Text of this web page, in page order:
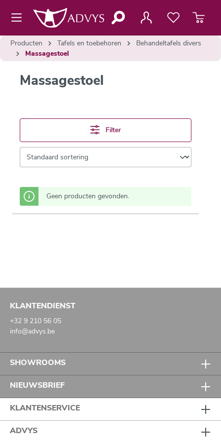
hoofdinhoud
Producten Tafels en toebehoren
Behandeltafels divers
Massagestoel
Massagestoel
Filter
Geen producten gevonden.
KLANTENDIENST
+32 9 210 56 05
info@advys.be
SHOWROOMS
NIEUWSBRIEF
KLANTENSERVICE
ADVYS